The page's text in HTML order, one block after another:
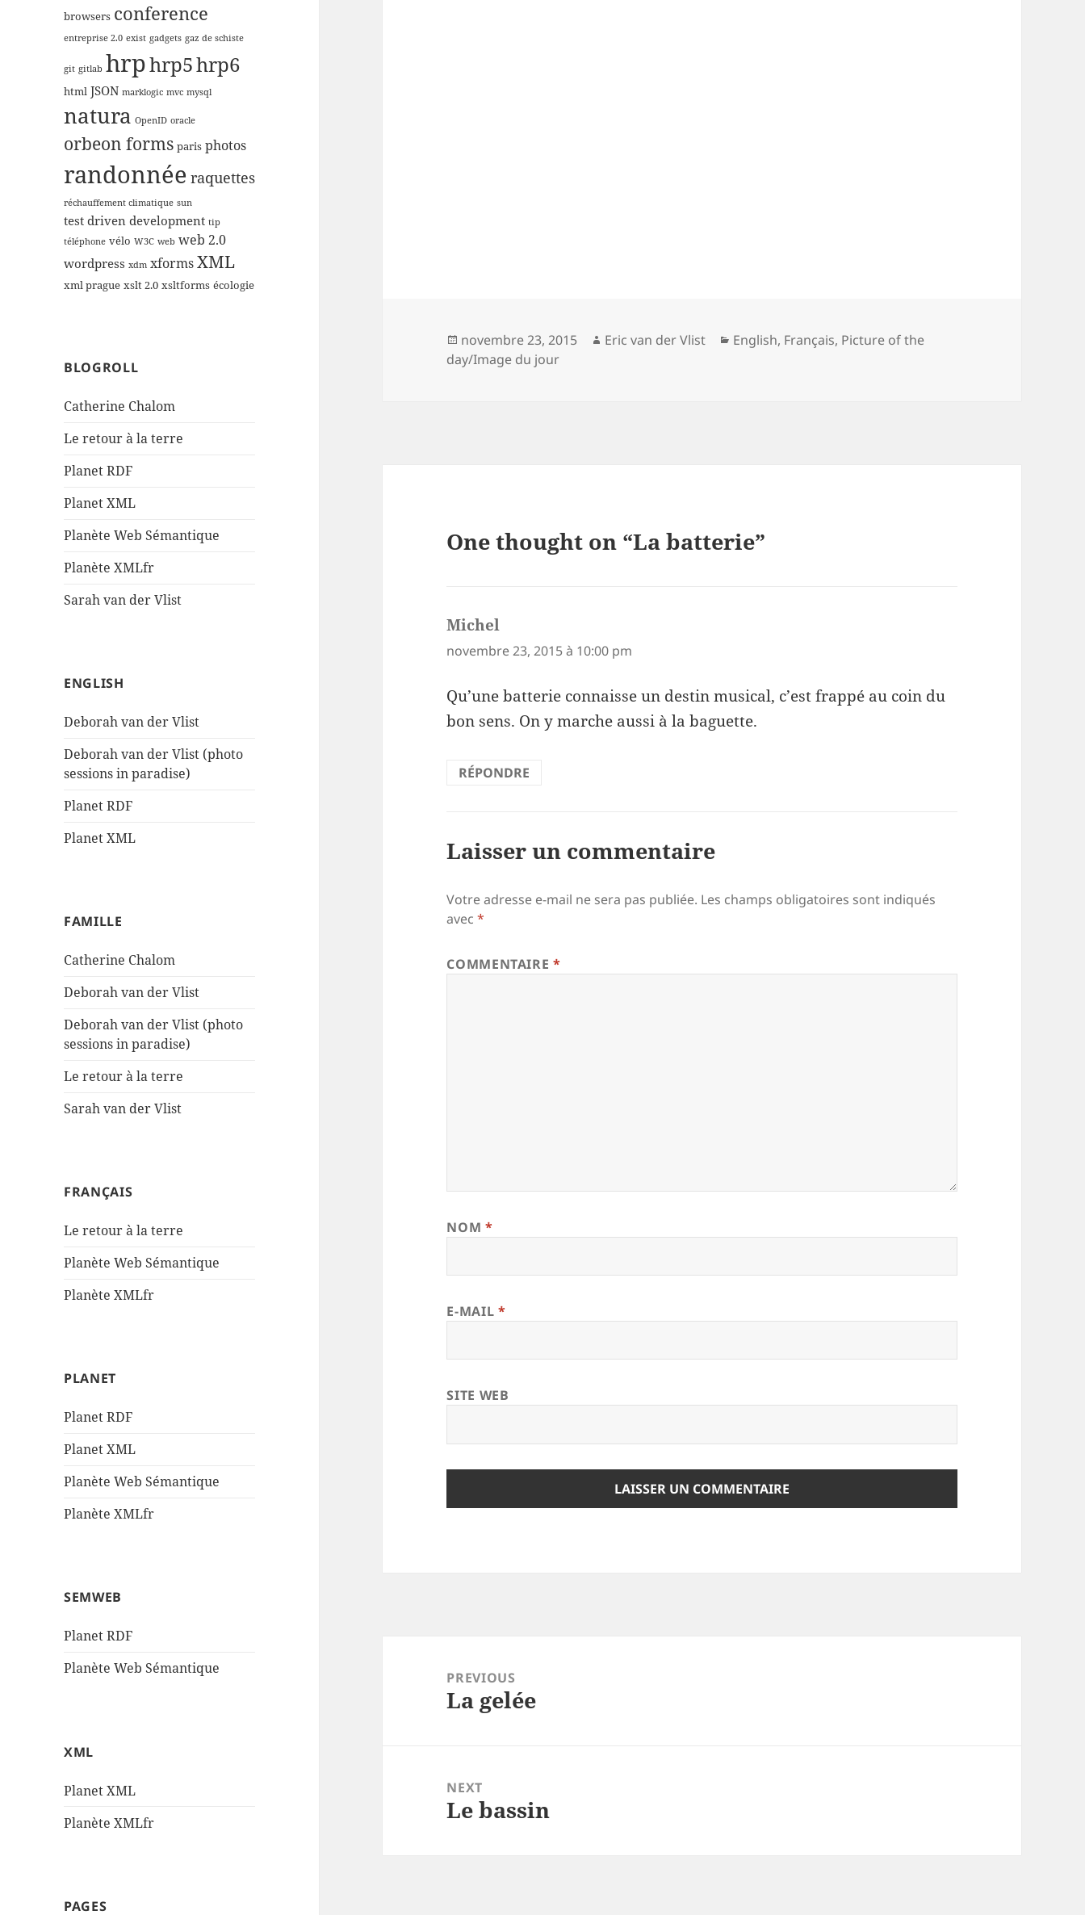
browsers conference
entreprise 2.0 exist gadgets gaz de schiste
git gitlab hrphrp5hrp6
html JSON marklogic mvc mysql
natura OpenID oracle
orbeon forms paris photos
randonnée raquettes
réchauffement climatique sun
test driven development tip
téléphone vélo W3C web web 2.0
wordpress xdm xformsXML
xml prague xslt 2.0 xsltforms écologie
BLOGROLL
Catherine Chalom
Le retour à la terre
Planet RDF
Planet XML
Planète Web Sémantique
Planète XMLfr
Sarah van der Vlist
ENGLISH
Deborah van der Vlist
Deborah van der Vlist (photo
sessions in paradise)
Planet RDF
Planet XML
FAMILLE
Catherine Chalom
Deborah van der Vlist
Deborah van der Vlist (photo
sessions in paradise)
Le retour à la terre
Sarah van der Vlist
FRANÇAIS
Le retour à la terre
Planète Web Sémantique
Planète XMLfr
PLANET
Planet RDF
Planet XML
Planète Web Sémantique
Planète XMLfr
SEMWEB
Planet RDF
Planète Web Sémantique
XML
Planet XML
Planète XMLfr
PAGES
Posted
on
novembre 23, 2015 Author
Eric van der Vlist Categories
English, Français, Picture of the
day/Image du jour
One thought on “La batterie”
Michel
novembre 23, 2015 à 10:00 pm
Qu’une batterie connaisse un destin musical, c’est frappé au coin du
bon sens. On y marche aussi à la baguette.
RÉPONDRE
Laisser un commentaire
Votre adresse e-mail ne sera pas publiée. Les champs obligatoires sont indiqués
avec*
COMMENTAIRE*
NOM *
E-MAIL *
SITE WEB
PREVIOUS
Previous
La gelée
NEXT
Next
Le bassin